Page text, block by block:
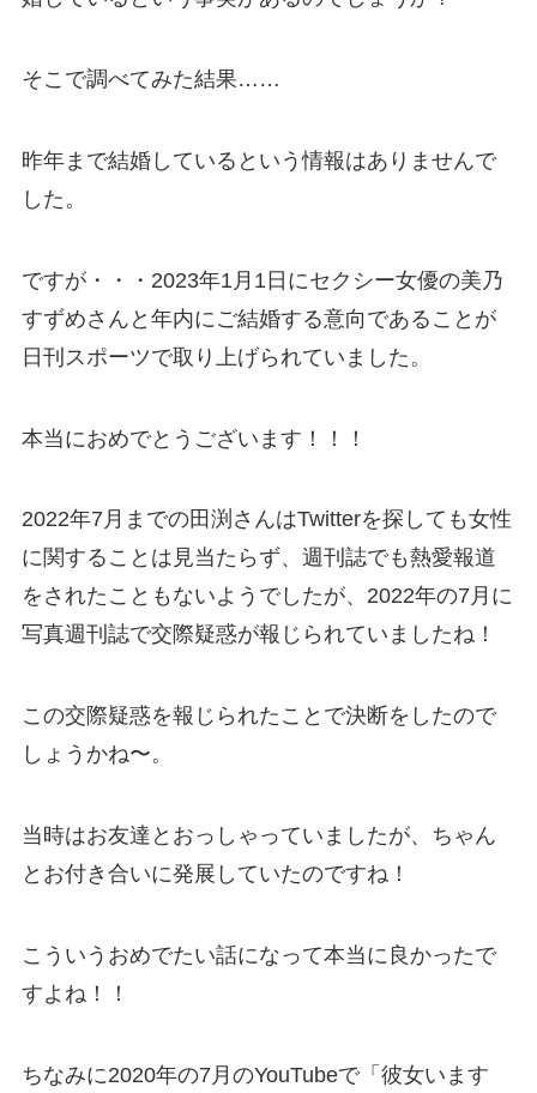
そこで調べてみた結果……
昨年まで結婚しているという情報はありませんで
した。
ですが・・・2023年1月1日にセクシー女優の美乃
すずめさんと年内にご結婚する意向であることが
日刊スポーツで取り上げられていました。
本当におめでとうございます！！！
2022年7月までの田渕さんはTwitterを探しても女性
に関することは見当たらず、週刊誌でも熱愛報道
をされたこともないようでしたが、2022年の7月に
写真週刊誌で交際疑惑が報じられていましたね！
この交際疑惑を報じられたことで決断をしたので
しょうかね〜。
当時はお友達とおっしゃっていましたが、ちゃん
とお付き合いに発展していたのですね！
こういうおめでたい話になって本当に良かったで
すよね！！
ちなみに2020年の7月のYouTubeで「彼女います